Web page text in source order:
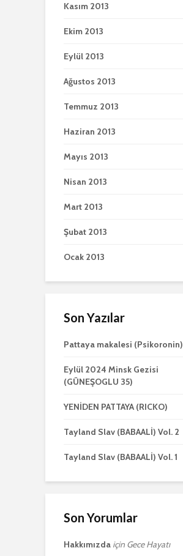
Kasım 2013
Ekim 2013
Eylül 2013
Ağustos 2013
Temmuz 2013
Haziran 2013
Mayıs 2013
Nisan 2013
Mart 2013
Şubat 2013
Ocak 2013
Son Yazılar
Pattaya makalesi (Psikoronin)
Eylül 2024 Minsk Gezisi
(GÜNEŞOGLU 35)
YENİDEN PATTAYA (RICKO)
Tayland Slav (BABAALİ) Vol. 2
Tayland Slav (BABAALİ) Vol. 1
Son Yorumlar
Hakkımızda için Gece Hayatı